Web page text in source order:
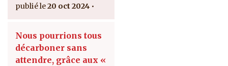
20 oct 2024
Nous pourrions tous
décarboner sans
attendre, grâce aux «